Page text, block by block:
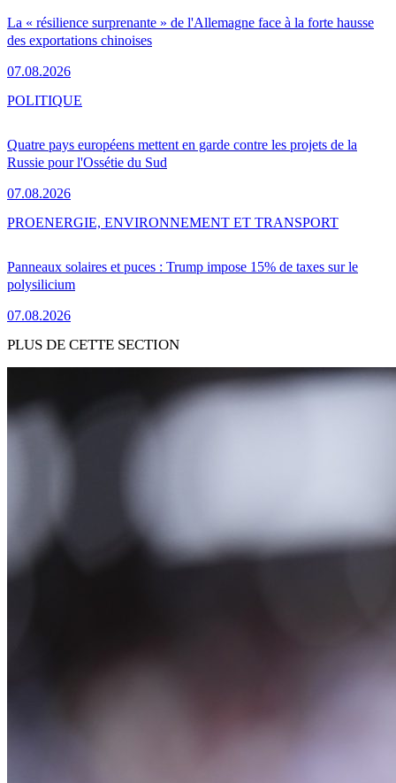
La « résilience surprenante » de l'Allemagne face à la forte hausse
des exportations chinoises
07.08.2026
Quatre pays européens mettent en garde contre les projets de la
Russie pour l'Ossétie du Sud
07.08.2026
POLITIQUE
Panneaux solaires et puces : Trump impose 15% de taxes sur le
polysilicium
07.08.2026
PROENERGIE, ENVIRONNEMENT ET TRANSPORT
PLUS DE CETTE SECTION